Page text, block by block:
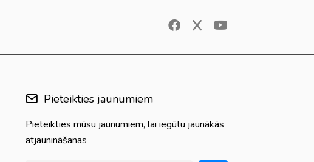
Pieteikties jaunumiem
Pieteikties mūsu jaunumiem, lai iegūtu jaunākās
atjaunināšanas